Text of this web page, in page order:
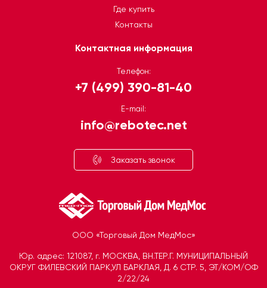
ООО «Торговый Дом МедМос»
Юр. адрес: 121087, г. МОСКВА, ВН.ТЕР.Г. МУНИЦИПАЛЬНЫЙ
ОКРУГ ФИЛЕВСКИЙ ПАРК,УЛ БАРКЛАЯ, Д. 6 СТР. 5, ЭТ/КОМ/ОФ
2/22/24
Где купить
Контакты
Контактная информация
Телефон:
+7 (499) 390-81-40
E-mail:
info@rebotec.net
Заказать звонок
Открыть чат